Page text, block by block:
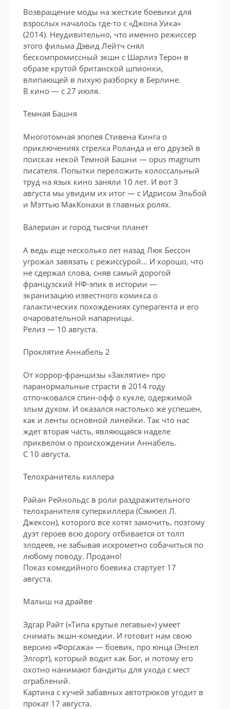
Возвращение моды на жесткие боевики для
взрослых началось где-то с «Джона Уика»
(2014). Неудивительно, что именно режиссер
этого фильма Дэвид Лейтч снял
бескомпромиссный экшн с Шарлиз Терон в
образе крутой британской шпионки,
влипающей в лихую разборку в Берлине.
В кино — с 27 июля.
Темная Башня
Многотомная эпопея Стивена Кинга о
приключениях стрелка Роланда и его друзей в
поисках некой Темной Башни — opus magnum
писателя. Попытки переложить колоссальный
труд на язык кино заняли 10 лет. И вот 3
августа мы увидим их итог — с Идрисом Эльбой
и Мэттью МакКонахи в главных ролях.
Валериан и город тысячи планет
А ведь еще несколько лет назад Люк Бессон
угрожал завязать с режиссурой… И хорошо, что
не сдержал слова, сняв самый дорогой
французский НФ-эпик в истории —
экранизацию известного комикса о
галактических похождениях суперагента и его
очаровательной напарницы.
Релиз — 10 августа.
Проклятие Аннабель 2
От хоррор-франшизы «Заклятие» про
паранормальные страсти в 2014 году
отпочковался спин-офф о кукле, одержимой
злым духом. И оказался настолько же успешен,
как и ленты основной линейки. Так что нас
ждет вторая часть, являющаяся наделе
приквелом о происхождении Аннабель.
С 10 августа.
Телохранитель киллера
Райан Рейнольдс в роли раздражительного
телохранителя суперкиллера (Сэмюел Л.
Джексон), которого все хотят замочить, поэтому
дуэт героев всю дорогу отбивается от толп
злодеев, не забывая искрометно собачиться по
любому поводу. Продано!
Показ комедийного боевика стартует 17
августа.
Малыш на драйве
Эдгар Райт («Типа крутые легавые») умеет
снимать экшн-комедии. И готовит нам свою
версию «Форсажа» — боевик, про юнца (Энсел
Элгорт), который водит как Бог, и потому его
охотно нанимают бандиты для ухода с мест
ограблений.
Картина с кучей забавных автотрюков угодит в
прокат 17 августа.